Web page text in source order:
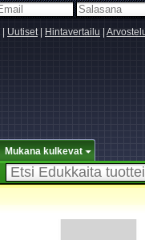
Uutiset| Hintavertailu
Mukana kulkevat